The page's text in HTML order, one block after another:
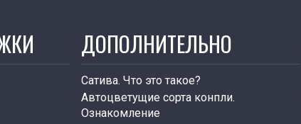
ДОПОЛНИТЕЛЬНО
Сатива. Что это такое?
Автоцветущие сорта конпли.
Ознакомление